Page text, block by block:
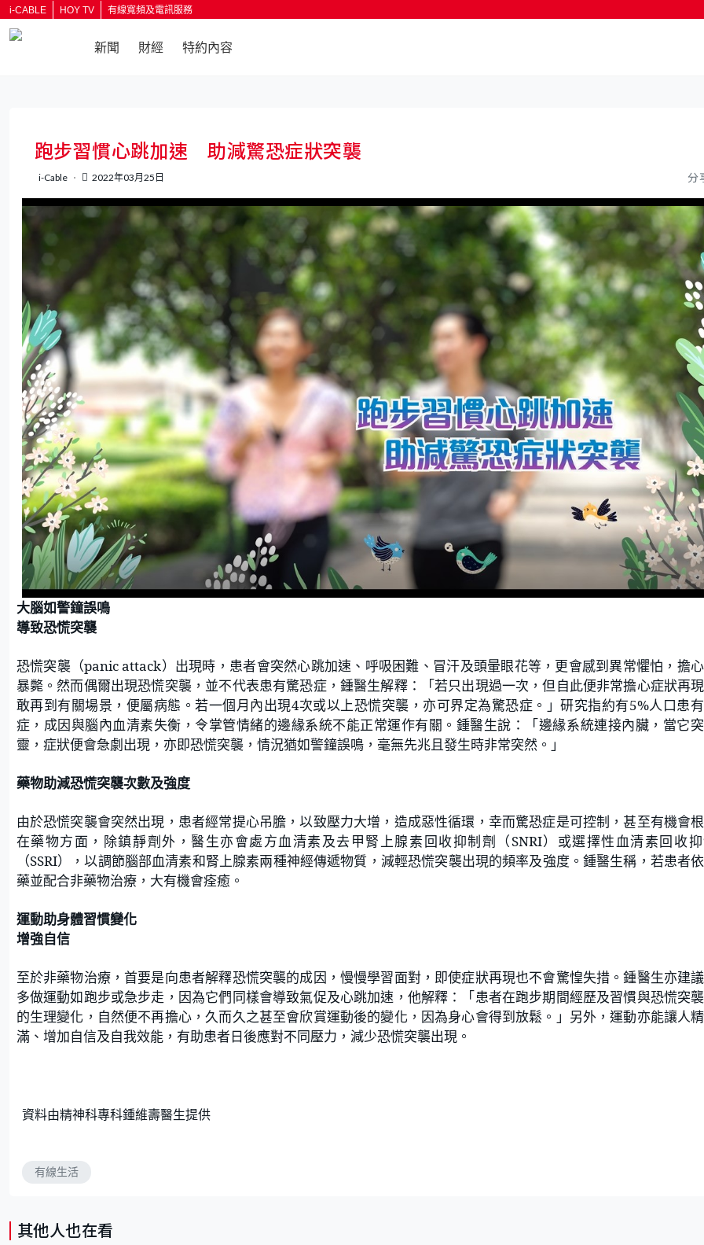
i-CABLE HOY TV 有線寬頻及電訊服務
新聞 財經 特約內容
跑步習慣心跳加速 助減驚恐症狀突襲
i-Cable 2022年03月25日 分
大腦如警鐘誤鳴
導致恐慌突襲
恐慌突襲（panic attack）出現時，患者會突然心跳加速、呼吸困難、冒汗及頭暈眼花等，更會感到異常懼怕，擔
暴斃。然而偶爾出現恐慌突襲，並不代表患有驚恐症，鍾醫生解釋：「若只出現過一次 ，但自此便非常擔心症狀再
敢再到有關場景，便屬病態。若一個月內出現4次或以上恐慌突襲，亦可界定為驚恐症。 」研究指約有5%人口患
症，成因與腦內血清素失衡，令掌管情緒的邊緣系統不能正常運作有關。鍾醫生說：「邊緣系統連接內臟，當它
靈，症狀便會急劇出現，亦即恐慌突襲，情況猶如警鐘誤鳴，毫無先兆且發生時非常突然。」
藥物助減恐慌突襲次數及強度
由於恐慌突襲會突然出現，患者經常提心吊膽，以致壓力大增，造成惡性循環，幸而驚恐症是可控制，甚至有機會
在藥物方面，除鎮靜劑外，醫生亦會處方血清素及去甲腎上腺素回收抑制劑（SNRI）或選擇性血清素回收
（SSRI），以調節腦部血清素和腎上腺素兩種神經傳遞物質，減輕恐慌突襲出現的頻率及強度。鍾醫生稱，若患者
藥並配合非藥物治療，大有機會痊癒。
運動助身體習慣變化
增強自信
至於非藥物治療， 首要是向患者解釋恐慌突襲的成因， 慢慢學習面對， 即使症狀再現也不會驚惶失措 。鍾醫生亦建
多做運動如跑步或急步走，因為它們同樣會導致氣促及心跳加速，他解釋：「患者在跑步期間經歷及習慣與恐慌突
的生理變化，自然便不再擔心，久而久之甚至會欣賞運動後的變化，因為身心會得到放鬆。」另外，運動亦能讓人
滿、增加自信及自我效能，有助患者日後應對不同壓力，減少恐慌突襲出現。
資料由精神科專科鍾維壽醫生提供
有線生活
其他人也在看